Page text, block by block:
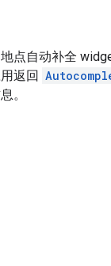
点自动补全
返回
。